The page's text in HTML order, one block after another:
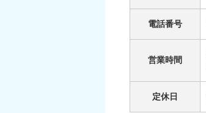
電話番号
営業時間
定休日